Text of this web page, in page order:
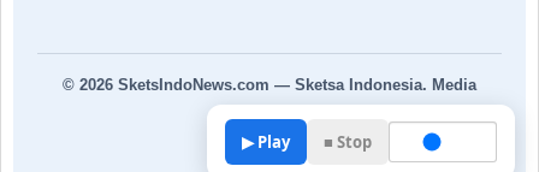
© 2026 SketsIndoNews.com — Sketsa Indonesia. Media
▶ Play ■ Stop